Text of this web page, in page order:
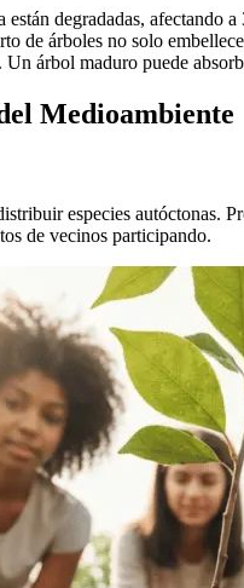
degradadas, afectando
de árboles no solo
árbol maduro puede
Medioambiente
especies autóctonas.
de vecinos participando.